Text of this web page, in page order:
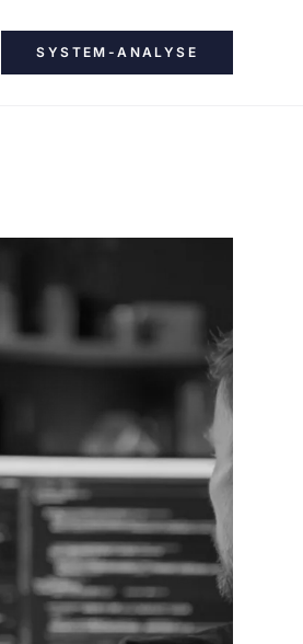
SYSTEM-ANALYSE